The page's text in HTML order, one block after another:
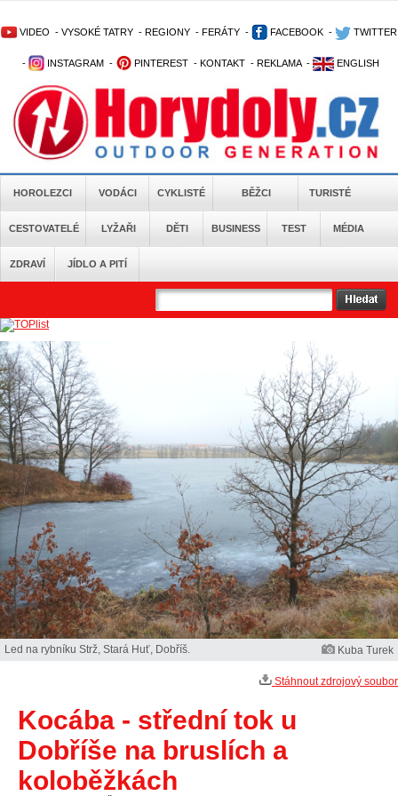
VIDEO - VYSOKÉ TATRY - REGIONY - FERÁTY - FACEBOOK - TWITTER
- INSTAGRAM - PINTEREST - KONTAKT - REKLAMA - ENGLISH
HOROLEZCI VODÁCI CYKLISTÉ BĚŽCI TURISTÉ
CESTOVATELÉ LYŽAŘI DĚTI BUSINESS TEST MÉDIA
ZDRAVÍ JÍDLO A PITÍ
Led na rybníku Strž, Stará Huť, Dobříš. Kuba Turek
Stáhnout zdrojový soubor
Kocába - střední tok u
Dobříše na bruslích a
koloběžkách